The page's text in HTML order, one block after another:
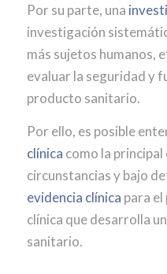
Por su parte, una
investigación
más sujetos humanos,
evaluar la seguridad y
producto sanitario.
Por ello, es posible
clínica como la
circunstancias y bajo
evidencia clínica para
clínica que desarrolla
sanitario.